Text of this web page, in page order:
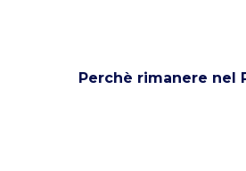
Perchè rimanere nel